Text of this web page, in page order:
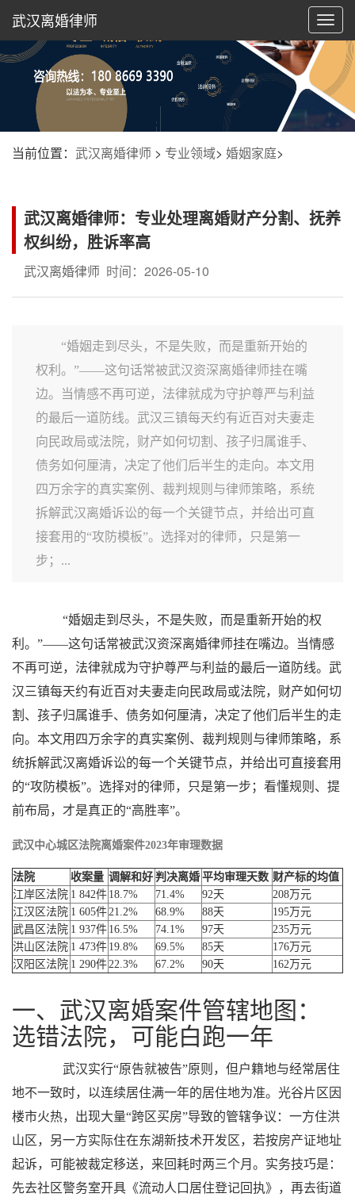
切
换
航
武汉离婚律师
当前位置： 武汉离婚律师 > 专业领域> 婚姻家庭>
武汉离婚律师：专业处理离婚财产分割、抚养
权纠纷，胜诉率高
武汉离婚律师 时间：2026-05-10
“婚姻走到尽头，不是失败，而是重新开始的
权利。”——这句话常被武汉资深离婚律师挂在嘴
边。当情感不再可逆，法律就成为守护尊严与利益
的最后一道防线。武汉三镇每天约有近百对夫妻走
向民政局或法院，财产如何切割、孩子归属谁手、
债务如何厘清，决定了他们后半生的走向。本文用
四万余字的真实案例、裁判规则与律师策略，系统
拆解武汉离婚诉讼的每一个关键节点，并给出可直
接套用的“攻防模板”。选择对的律师，只是第一
步；...
“婚姻走到尽头，不是失败，而是重新开始的权
利。”——这句话常被武汉资深离婚律师挂在嘴边。当情感
不再可逆，法律就成为守护尊严与利益的最后一道防线。武
汉三镇每天约有近百对夫妻走向民政局或法院，财产如何切
割、孩子归属谁手、债务如何厘清，决定了他们后半生的走
向。本文用四万余字的真实案例、裁判规则与律师策略，系
统拆解武汉离婚诉讼的每一个关键节点，并给出可直接套用
的“攻防模板”。选择对的律师，只是第一步；看懂规则、提
前布局，才是真正的“高胜率”。
武汉中心城区法院离婚案件2023年审理数据
法院 收案量 调解和好 判决离婚 平均审理天数 财产标的均值
江岸区法院 1 842件 18.7% 71.4% 92天
208万元
江汉区法院 1 605件21.2% 68.9% 88天
195万元
武昌区法院 1 937件 16.5% 74.1% 97天
235万元
洪山区法院 1 473件 19.8% 69.5% 85天
176万元
汉阳区法院 1 290件22.3% 67.2% 90天 162万元
一、武汉离婚案件管辖地图：
选错法院，可能白跑一年
武汉实行“原告就被告”原则，但户籍地与经常居住
地不一致时，以连续居住满一年的居住地为准。光谷片区因
楼市火热，出现大量“跨区买房”导致的管辖争议：一方住洪
山区，另一方实际住在东湖新技术开发区，若按房产证地址
起诉，可能被裁定移送，来回耗时两三个月。实务技巧是：
先去社区警务室开具《流动人口居住登记回执》，再去街道